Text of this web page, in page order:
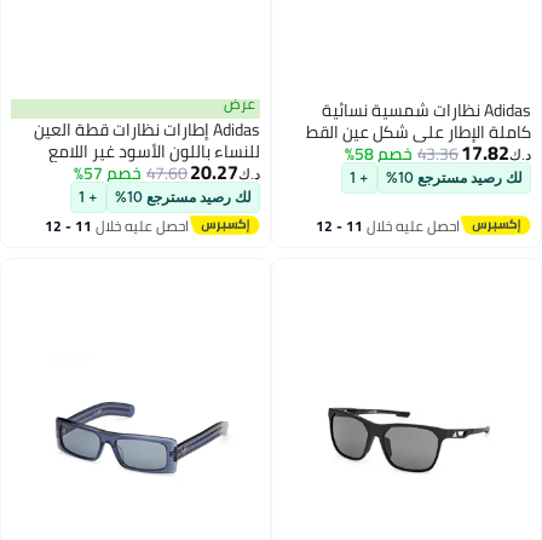
Adidas نظارات شمسية نسائية
كاملة الإطار على شكل عين القط
Or010702C55
د.ك‏17.82
43.36خصم 58%
لك رصيد مسترجع 10% + 1
احصل عليه خلال 11 - 12
عرض
Adidas إطارات نظارات قطة العين
للنساء باللون الأسود غير اللامع
ADIDAS OR504800251 51 مم
د.ك‏20.27
47.60خصم 57%
لك رصيد مسترجع 10% + 1
احصل عليه خلال 11 - 12